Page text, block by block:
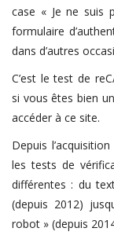
case « Je ne suis
formulaire
dans d’autres
C’est le test de
si vous êtes bien
accéder à ce site.
Depuis
les tests de
différentes : du
(depuis 2012)
robot » (depuis